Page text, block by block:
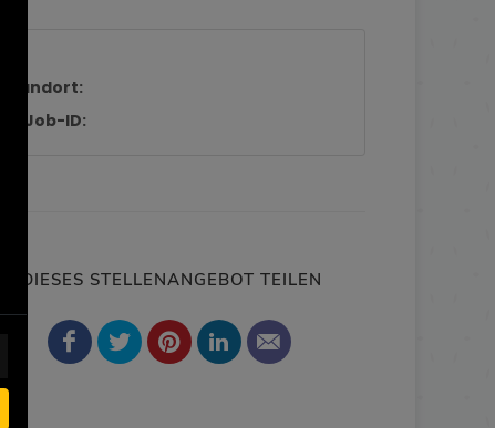
Standort:
Job-ID:
DIESES STELLENANGEBOT TEILEN